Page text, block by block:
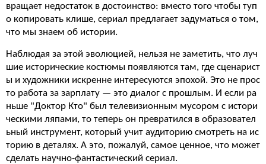
вращает недостаток в достоинство: вместо того чтобы туп
о копировать клише, сериал предлагает задуматься о том,
что мы знаем об истории.
Наблюдая за этой эволюцией, нельзя не заметить, что луч
шие исторические костюмы появляются там, где сценарист
ы и художники искренне интересуются эпохой. Это не прос
то работа за зарплату — это диалог с прошлым. И если ра
ньше "Доктор Кто" был телевизионным мусором с истори
ческими ляпами, то теперь он превратился в образовател
ьный инструмент, который учит аудиторию смотреть на ис
торию в деталях. А это, пожалуй, самое ценное, что может
сделать научно-фантастический сериал.